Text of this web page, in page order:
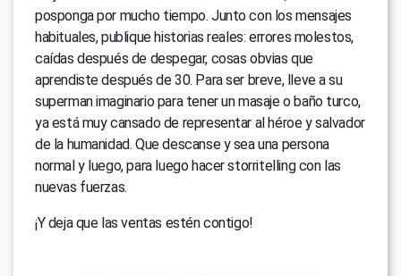
posponga por mucho tiempo. Junto con los mensajes
habituales, publique historias reales: errores molestos,
caídas después de despegar, cosas obvias que
aprendiste después de 30. Para ser breve, lleve a su
superman imaginario para tener un masaje o baño turco,
ya está muy cansado de representar al héroe y salvador
de la humanidad. Que descanse y sea una persona
normal y luego, para luego hacer storritelling con las
nuevas fuerzas.
¡Y deja que las ventas estén contigo!